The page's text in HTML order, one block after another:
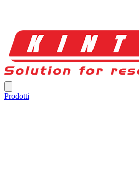
Prodotti